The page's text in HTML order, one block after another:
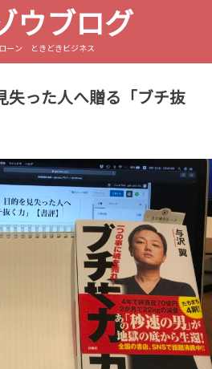
ウブログ
ーン ときどきビジネス
失った人へ贈る「ブチ抜